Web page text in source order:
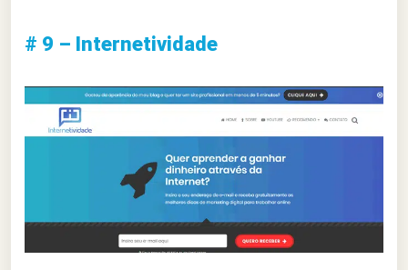
# 9 – Internetividade